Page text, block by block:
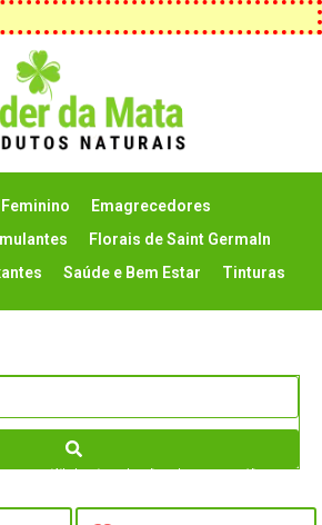
Emagrecedores
Florais de Saint GermaIn
Saúde e Bem Estar Tinturas